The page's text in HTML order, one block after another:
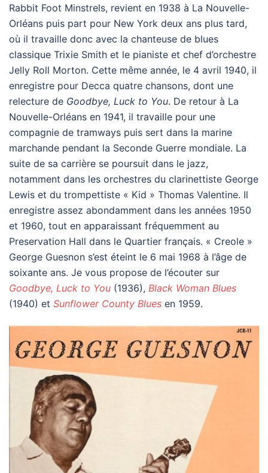
Rabbit Foot Minstrels, revient en 1938 à La Nouvelle-
Orléans puis part pour New York deux ans plus tard,
où il travaille donc avec la chanteuse de blues
classique Trixie Smith et le pianiste et chef d’orchestre
Jelly Roll Morton. Cette même année, le 4 avril 1940, il
enregistre pour Decca quatre chansons, dont une
relecture de Goodbye, Luck to You. De retour à La
Nouvelle-Orléans en 1941, il travaille pour une
compagnie de tramways puis sert dans la marine
marchande pendant la Seconde Guerre mondiale. La
suite de sa carrière se poursuit dans le jazz,
notamment dans les orchestres du clarinettiste George
Lewis et du trompettiste « Kid » Thomas Valentine. Il
enregistre assez abondamment dans les années 1950
et 1960, tout en apparaissant fréquemment au
Preservation Hall dans le Quartier français. « Creole »
George Guesnon s’est éteint le 6 mai 1968 à l’âge de
soixante ans. Je vous propose de l’écouter sur
Goodbye, Luck to You (1936), Black Woman Blues
(1940) et Sunflower County Blues en 1959.